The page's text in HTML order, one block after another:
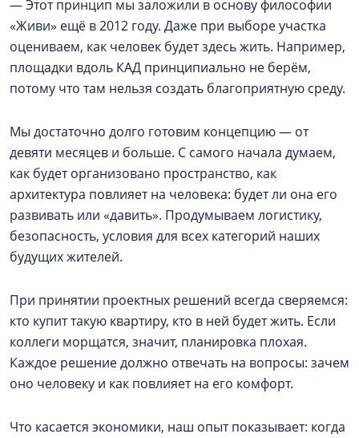
— Этот принцип мы заложили в основу философии
«Живи» ещё в 2012 году. Даже при выборе участка
оцениваем, как человек будет здесь жить. Например,
площадки вдоль КАД принципиально не берём,
потому что там нельзя создать благоприятную среду.
Мы достаточно долго готовим концепцию — от
девяти месяцев и больше. С самого начала думаем,
как будет организовано пространство, как
архитектура повлияет на человека: будет ли она его
развивать или «давить». Продумываем логистику,
безопасность, условия для всех категорий наших
будущих жителей.
При принятии проектных решений всегда сверяемся:
кто купит такую квартиру, кто в ней будет жить. Если
коллеги морщатся, значит, планировка плохая.
Каждое решение должно отвечать на вопросы: зачем
оно человеку и как повлияет на его комфорт.
Что касается экономики, наш опыт показывает: когда